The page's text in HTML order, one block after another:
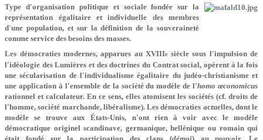
Type d'organisation politique et sociale fondée sur la
représentation égalitaire et individuelle des membres
d'une population, et sur la définition de la souveraineté
comme service des besoins des masses.
Les démocraties modernes, apparues au XVIIIe siècle sous l'impulsion de
l'idéologie des Lumières et des doctrines du Contrat social, opèrent à la fois
une sécularisation de l'individualisme égalitaire du judéo-christianisme et
une application à l'ensemble de la société du modèle de l'homo œconomicus
rationnel et calculateur. En ce sens, elles atomisent les sociétés (cf. droits de
l'homme, société marchande, libéralisme). Les démocraties actuelles, dont le
modèle se trouve aux États-Unis, n'ont rien à voir avec le modèle
démocratique originel scandinave, germanique, hellénique ou romain qui